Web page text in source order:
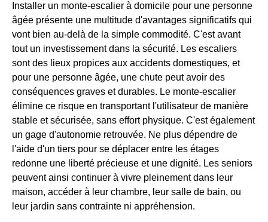
Installer un monte-escalier à domicile pour une personne
âgée présente une multitude d'avantages significatifs qui
vont bien au-delà de la simple commodité. C'est avant
tout un investissement dans la sécurité. Les escaliers
sont des lieux propices aux accidents domestiques, et
pour une personne âgée, une chute peut avoir des
conséquences graves et durables. Le monte-escalier
élimine ce risque en transportant l'utilisateur de manière
stable et sécurisée, sans effort physique. C'est également
un gage d'autonomie retrouvée. Ne plus dépendre de
l'aide d'un tiers pour se déplacer entre les étages
redonne une liberté précieuse et une dignité. Les seniors
peuvent ainsi continuer à vivre pleinement dans leur
maison, accéder à leur chambre, leur salle de bain, ou
leur jardin sans contrainte ni appréhension.